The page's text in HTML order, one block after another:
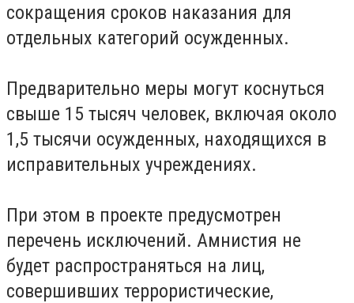
сокращения сроков наказания для
отдельных категорий осужденных.
Предварительно меры могут коснуться
свыше 15 тысяч человек, включая около
1,5 тысячи осужденных, находящихся в
исправительных учреждениях.
При этом в проекте предусмотрен
перечень исключений. Амнистия не
будет распространяться на лиц,
совершивших террористические,